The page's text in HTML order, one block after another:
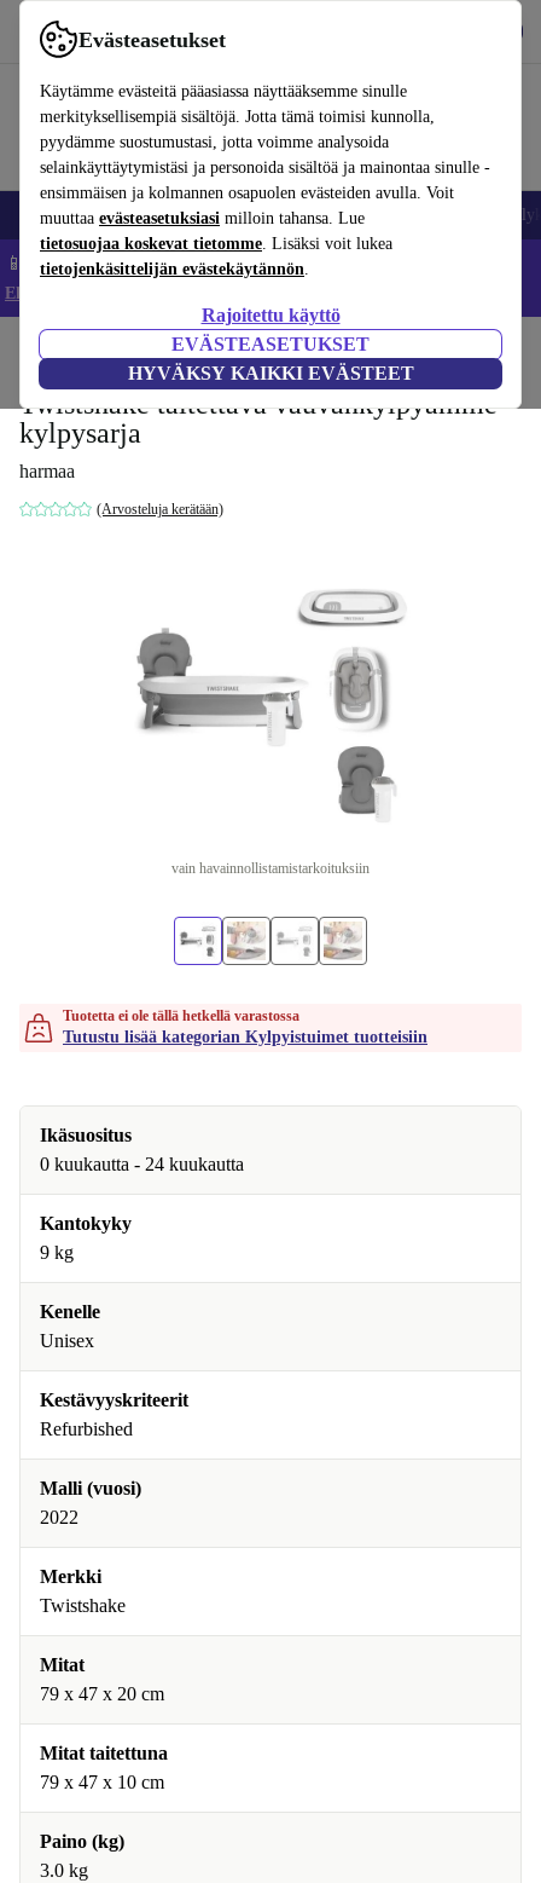
Evästeasetukset
Käytämme evästeitä pääasiassa näyttääksemme sinulle
merkityksellisempiä sisältöjä. Jotta tämä toimisi kunnolla,
pyydämme suostumustasi, jotta voimme analysoida
selainkäyttäytymistäsi ja personoida sisältöä ja mainontaa sinulle -
ensimmäisen ja kolmannen osapuolen evästeiden avulla. Voit
muuttaa evästeasetuksiasi milloin tahansa. Lue
tietosuojaa koskevat tietomme. Lisäksi voit lukea
tietojenkäsittelijän evästekäytännön.
Rajoitettu käyttö
EVÄSTEASETUKSET
HYVÄKSY KAIKKI EVÄSTEET
Käytä refurbed-palvelua nopeasti ja helposti
Matkapuhelimet ja älypuhelimet Kannettavat tietokoneet
📱 Säästä 5 % LISÄÄ iPhoneista – Koodi: IPHONEDEAL –
Ehdot ja säännöt
Potat ja pesut Kylpyistuimet
Twistshake taitettava vauvankylpyamme
kylpysarja
harmaa
(Arvosteluja kerätään)
vain havainnollistamistarkoituksiin
Tuotetta ei ole tällä hetkellä varastossa
Tutustu lisää kategorian Kylpyistuimet tuotteisiin
Ikäsuositus
0 kuukautta - 24 kuukautta
Kantokyky
9 kg
Kenelle
Unisex
Kestävyyskriteerit
Refurbished
Malli (vuosi)
2022
Merkki
Twistshake
Mitat
79 x 47 x 20 cm
Mitat taitettuna
79 x 47 x 10 cm
Paino (kg)
3.0 kg